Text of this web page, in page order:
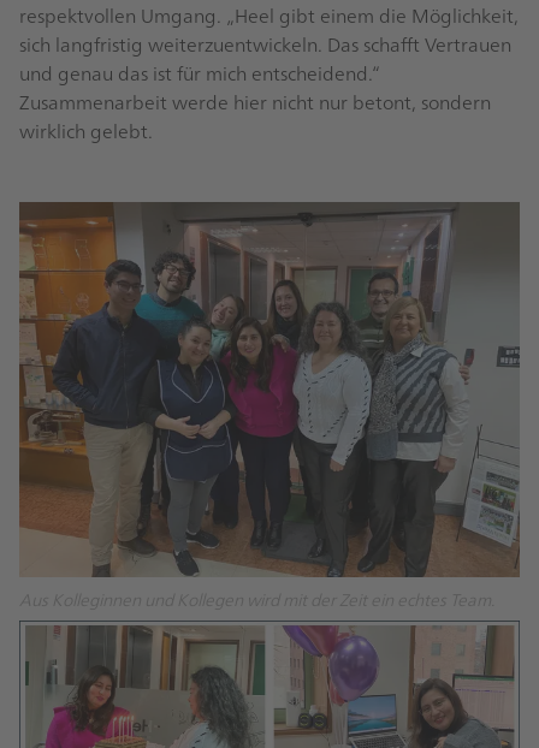
respektvollen Umgang. „Heel gibt einem die Möglichkeit,
sich langfristig weiterzuentwickeln. Das schafft Vertrauen
und genau das ist für mich entscheidend.“
Zusammenarbeit werde hier nicht nur betont, sondern
wirklich gelebt.
Aus Kolleginnen und Kollegen wird mit der Zeit ein echtes Team.